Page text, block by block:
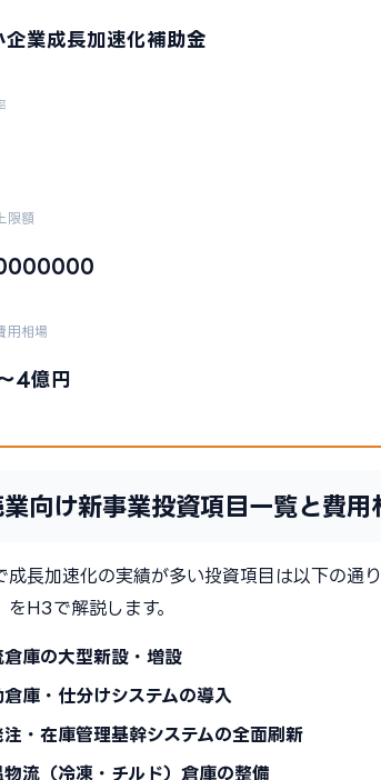
企業成長加速化補助金
限額
用相場
4億円
向け新事業投資項目一覧と費用
成長加速化の実績が多い投資項目は以下の通
をH3で解説します。
倉庫の大型新設・増設
倉庫・仕分けシステムの導入
注・在庫管理基幹システムの全面刷新
物流（冷凍・チルド）倉庫の整備